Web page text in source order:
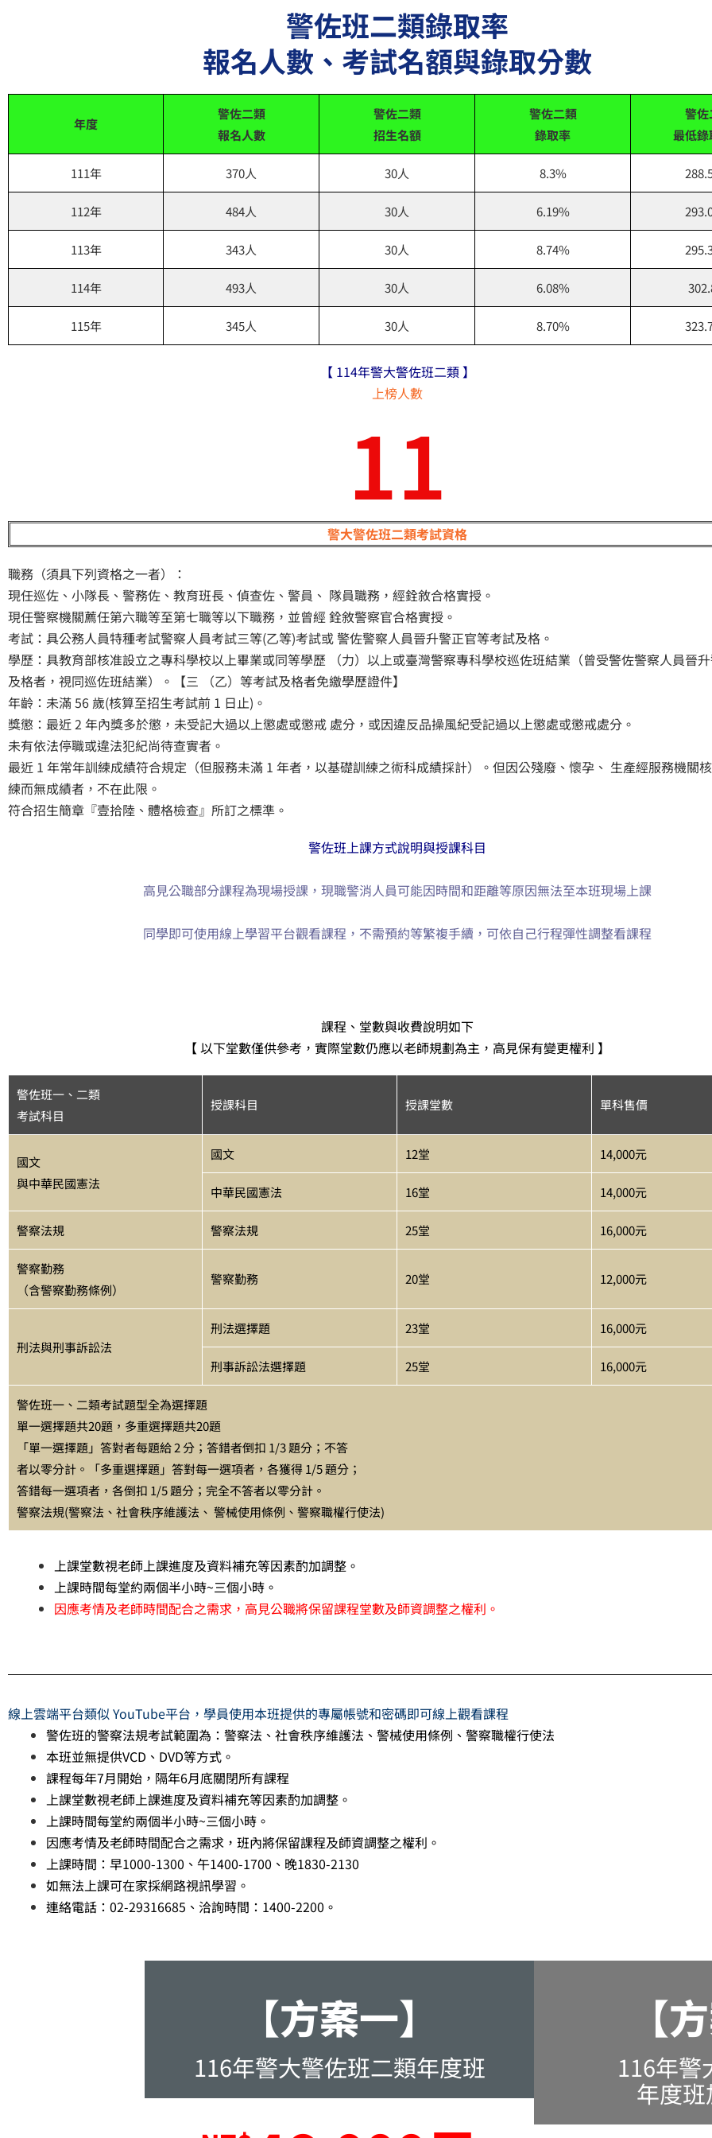
警佐班二類錄取率
報名人數、考試名額與錄取分數
年度
警佐二類
報名人數
警佐二類
招生名額
警佐二類
錄取率
警佐
最低
111年 370人 30人 8.3%
112年 484人 30人 6.19%
113年 343人 30人 8.74%
114年 493人 30人 6.08%
115年 345人 30人 8.70%
【 114年警大警佐班二類 】
上榜人數
11
警大警佐班二類考試資格
職務（須具下列資格之一者）：
現任巡佐、小隊長、警務佐、教育班長、偵查佐、警員、 隊員職務，經銓敘合格實授。
現任警察機關薦任第六職等至第七職等以下職務，並曾經 銓敘警察官合格實授。
考試：具公務人員特種考試警察人員考試三等(乙等)考試或 警佐警察人員晉升警正官等考試及格。
學歷：具教育部核准設立之專科學校以上畢業或同等學歷 （力）以上或臺灣警察專科學校巡佐班結業（曾受警佐警察人員晉
及格者，視同巡佐班結業）。【三 （乙）等考試及格者免繳學歷證件】
年齡：未滿 56 歲(核算至招生考試前 1 日止)。
獎懲：最近 2 年內獎多於懲，未受記大過以上懲處或懲戒 處分，或因違反品操風紀受記過以上懲處或懲戒處分。
未有依法停職或違法犯紀尚待查實者。
最近 1 年常年訓練成績符合規定（但服務未滿 1 年者，以基礎訓練之術科成績採計）。但因公殘廢、懷孕、 生產經服務機關
練而無成績者，不在此限。
符合招生簡章『壹拾陸、體格檢查』所訂之標準。
警佐班上課方式說明與授課科目
高見公職部分課程為現場授課，現職警消人員可能因時間和距離等原因無法至本班現場上課
同學即可使用線上學習平台觀看課程，不需預約等繁複手續，可依自己行程彈性調整看課程
課程、堂數與收費說明如下
【 以下堂數僅供參考，實際堂數仍應以老師規劃為主，高見保有變更權利 】
警佐班一、二類
考試科目
授課科目 授課堂數 單科售價
國文
與中華民國憲法
國文 12堂 14,000元
中華民國憲法 16堂 14,000元
警察法規 警察法規 25堂 16,000元
警察勤務
（含警察勤務條例）
警察勤務 20堂 12,000元
刑法與刑事訴訟法
刑法選擇題 23堂 16,000元
刑事訴訟法選擇題 25堂 16,000元
警佐班一、二類考試題型全為選擇題
單一選擇題共20題，多重選擇題共20題
「單一選擇題」答對者每題給 2 分；答錯者倒扣 1/3 題分；不答
者以零分計。「多重選擇題」答對每一選項者，各獲得 1/5 題分；
答錯每一選項者，各倒扣 1/5 題分；完全不答者以零分計。
警察法規(警察法、社會秩序維護法、 警械使用條例、警察職權行使法)
上課堂數視老師上課進度及資料補充等因素酌加調整。
上課時間每堂約兩個半小時~三個小時。
​因應考情及老師時間配合之需求，高見公職將保留課程堂數及師資調整之權利。
線上雲端平台類似 YouTube平台，學員使用本班提供的專屬帳號和密碼即可線上觀看課程
警佐班的警察法規考試範圍為：警察法、社會秩序維護法、警械使用條例、警察職權行使法
本班並無提供VCD、DVD等方式。
課程每年7月開始，隔年6月底關閉所有課程
上課堂數視老師上課進度及資料補充等因素酌加調整。
上課時間每堂約兩個半小時~三個小時。
因應考情及老師時間配合之需求，班內將保留課程及師資調整之權利。
上課時間：早1000-1300、午1400-1700、晚1830-2130
如無法上課可在家採網路視訊學習。
連絡電話：02-29316685、洽詢時間：1400-2200。
【方案一】
116年警大警佐班二類年度班
【
116年警
年度